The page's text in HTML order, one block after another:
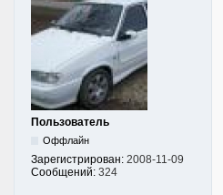
Пользователь
Оффлайн
Зарегистрирован: 2008-11-09
Сообщений: 324